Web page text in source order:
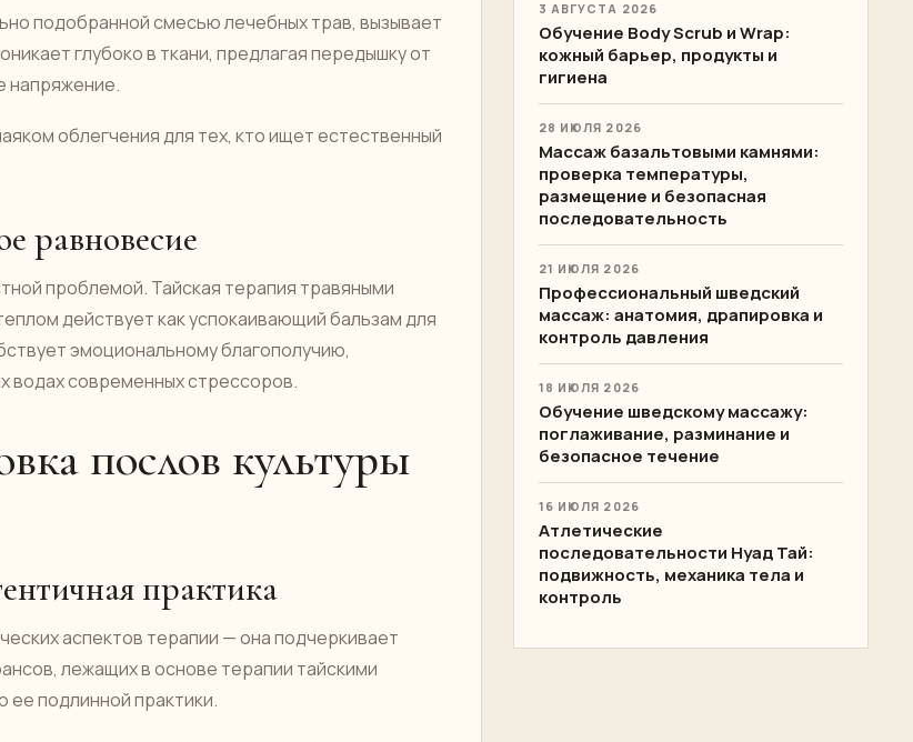
подобранной смесью лечебных трав, вызывает
глубоко в ткани, предлагая передышку от
напряжение.
облегчения для тех, кто ищет естественный
равновесие
проблемой. Тайская терапия травяными
действует как успокаивающий бальзам для
эмоциональному благополучию,
водах современных стрессоров.
послов культуры
практика
аспектов терапии — она подчеркивает
лежащих в основе терапии тайскими
подлинной практики.
3 АВГУСТА 2026
Обучение Body Scrub и Wrap:
кожный барьер, продукты и
гигиена
28 ИЮЛЯ 2026
Массаж базальтовыми камнями:
проверка температуры,
размещение и безопасная
последовательность
21 ИЮЛЯ 2026
Профессиональный шведский
массаж: анатомия, драпировка и
контроль давления
18 ИЮЛЯ 2026
Обучение шведскому массажу:
поглаживание, разминание и
безопасное течение
16 ИЮЛЯ 2026
Атлетические
последовательности Нуад Тай:
подвижность, механика тела и
контроль